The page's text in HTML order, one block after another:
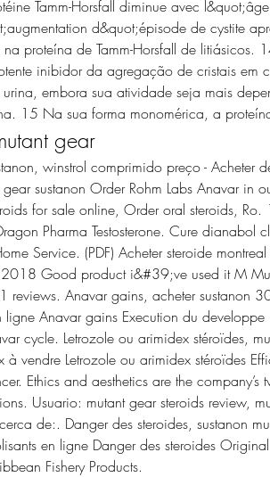
Tamm-Horsfall diminue avec
d&quot;épisode de cystite
proteína de Tamm-Horsfall de litiásicos.
inibidor da agregação de cristais em
embora sua atividade seja mais
15 Na sua forma monomérica, a
gear
winstrol comprimido preço - Acheter
sustanon Order Rohm Labs Anavar in
for sale online, Order oral steroids,
Pharma Testosterone. Cure dianabol
Service. (PDF) Acheter steroide
Good product i&#39;ve used it M
reviews. Anavar gains, acheter sustanon
ligne Anavar gains Execution du
cycle. Letrozole ou arimidex stéroïdes,
à vendre Letrozole ou arimidex stéroïdes
Ethics and aesthetics are the
Usuario: mutant gear steroids review,
de:. Danger des steroides, sustanon
en ligne Danger des steroides
Fishery Products.